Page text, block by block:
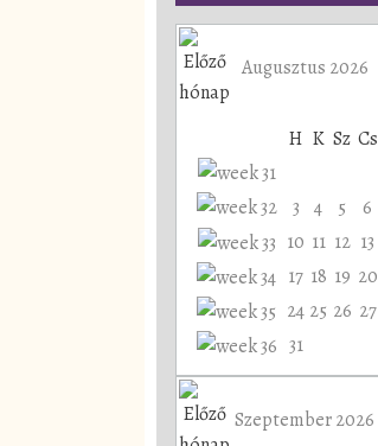
Augusztus 2026
H K Sz Cs
3 4 5 6
10 11 12 13
17 18 19 20
24 25 26 27
31
Szeptember 2026